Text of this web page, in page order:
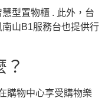
型置物櫃 . 此外，台
山B1服務台也提供行
購物中心享受購物樂